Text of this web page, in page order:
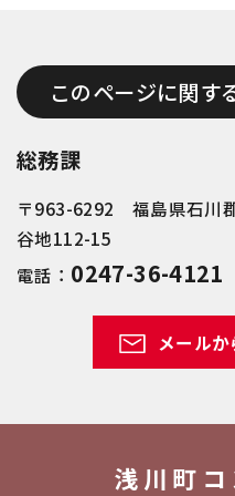
このページに関す
総務課
〒963-6292 福島県石川
谷地112-15
電話： 0247-36-4121
メール
浅川町